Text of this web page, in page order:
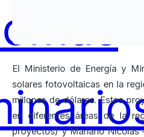
El Ministerio de Energía y
solares fotovoltaicas en la
millones de dólares. Estos
en diferentes áreas de la
proyectos) y Mariano Nicolás